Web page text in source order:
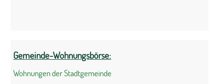
Gemeinde-Wohnungsbörse:
Wohnungen der Stadtgemeinde